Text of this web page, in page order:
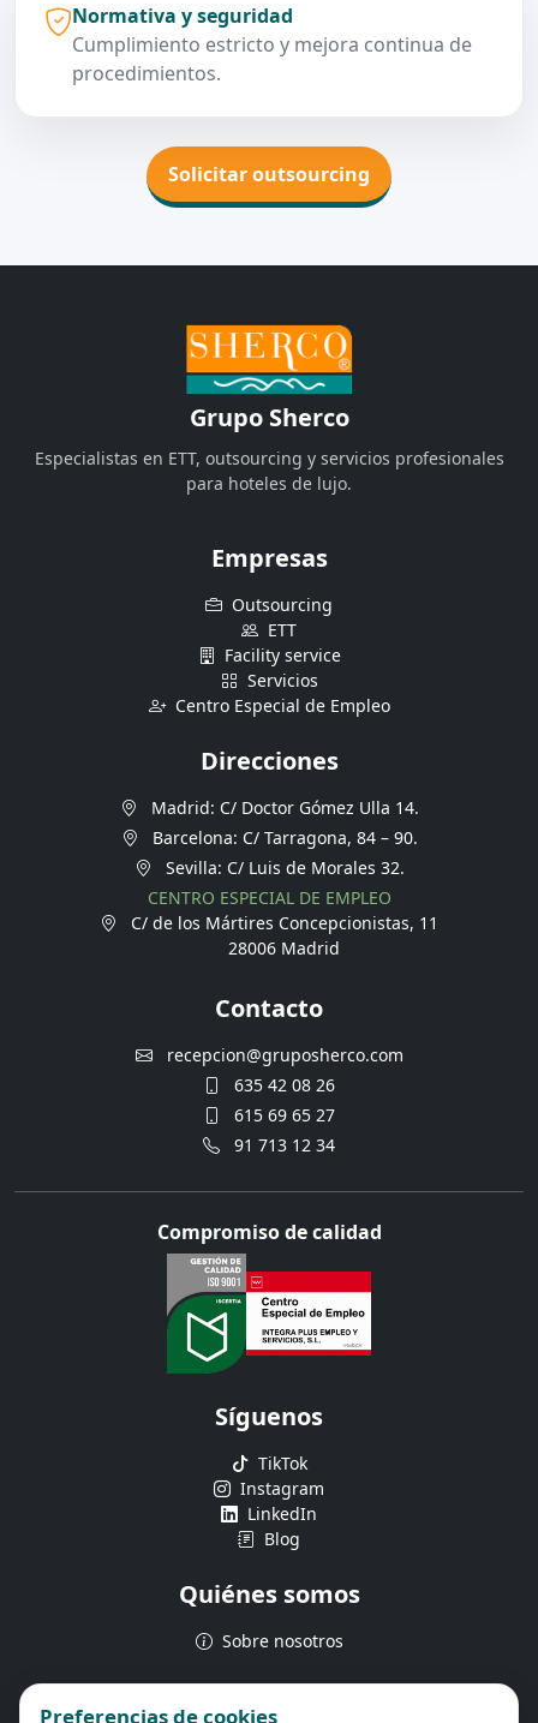
Preferencias de cookies
Normativa y seguridad
Cumplimiento estricto y mejora continua de
procedimientos.
Solicitar outsourcing
Grupo Sherco
Especialistas en ETT, outsourcing y servicios profesionales
para hoteles de lujo.
Empresas
Outsourcing
ETT
Facility service
Servicios
Centro Especial de Empleo
Direcciones
Madrid: C/ Doctor Gómez Ulla 14.
Barcelona: C/ Tarragona, 84 – 90.
Sevilla: C/ Luis de Morales 32.
CENTRO ESPECIAL DE EMPLEO
C/ de los Mártires Concepcionistas, 11
28006 Madrid
Contacto
recepcion@gruposherco.com
635 42 08 26
615 69 65 27
91 713 12 34
Compromiso de calidad
Síguenos
TikTok
Instagram
LinkedIn
Blog
Quiénes somos
Sobre nosotros